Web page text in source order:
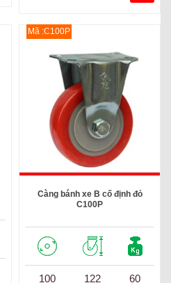
Mã :C100P
Càng bánh xe B cố định đỏ
C100P
100 122 60